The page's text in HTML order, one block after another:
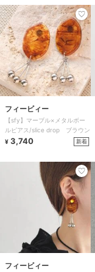
フィービィー
【sfy】マーブル×メタルボー
ルピアス/slice drop ブラウン
¥ 3,740 新着
フィービィー